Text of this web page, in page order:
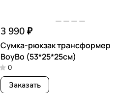
3 990 ₽
Сумка-рюкзак трансформер
BoyBo (53*25*25см)
0
Заказать